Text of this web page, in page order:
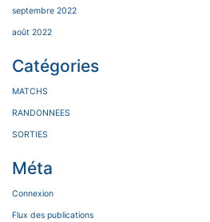
septembre 2022
août 2022
Catégories
MATCHS
RANDONNEES
SORTIES
Méta
Connexion
Flux des publications